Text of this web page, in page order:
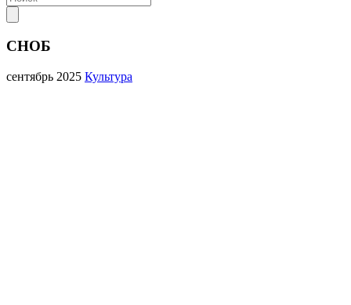
СНОБ
сентябрь 2025 Культура